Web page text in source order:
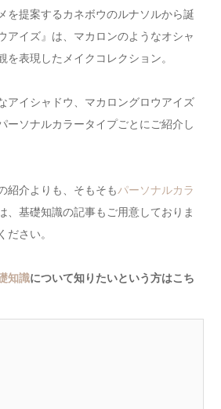
を提案するカネボウのルナソルから誕
アイズ』は、マカロンのようなオシャ
を表現したメイクコレクション。
アイシャドウ、マカロングロウアイズ
ーソナルカラータイプごとにご紹介し
紹介よりも、そもそもパーソナルカラ
、基礎知識の記事もご用意しておりま
さい。
知識について知りたいという方はこち